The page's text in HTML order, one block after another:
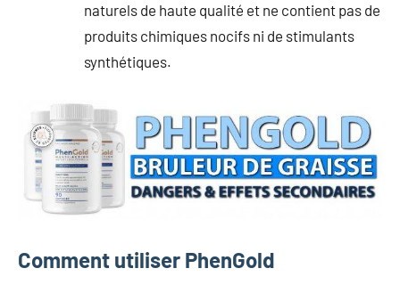
naturels de haute qualité et ne contient pas de
produits chimiques nocifs ni de stimulants
synthétiques.
Comment utiliser PhenGold